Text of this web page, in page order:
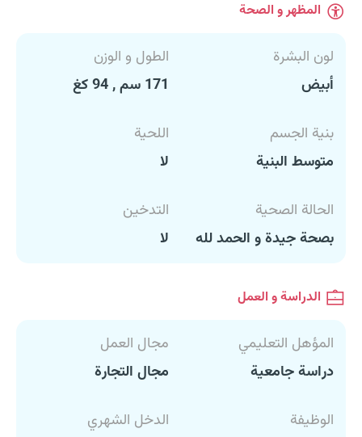
المظهر و الصحة
لون البشرة
أبيض
الطول و الوزن
171 سم , 94 كغ
بنية الجسم
متوسط البنية
اللحية
لا
الحالة الصحية
بصحة جيدة و الحمد لله
التدخين
لا
الدراسة و العمل
المؤهل التعليمي
دراسة جامعية
مجال العمل
مجال التجارة
الوظيفة
الدخل الشهري